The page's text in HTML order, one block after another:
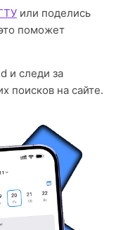
или поделись
поможет
и следи за
поисков на сайте.